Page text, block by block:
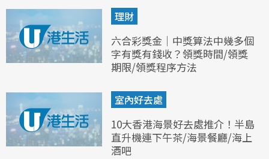
理財
六合彩獎金｜中獎算法中幾多個
字有獎有錢收？領獎時間/領獎
期限/領獎程序方法
室內好去處
10大香港海景好去處推介！半島
直升機連下午茶/海景餐廳/海上
酒吧